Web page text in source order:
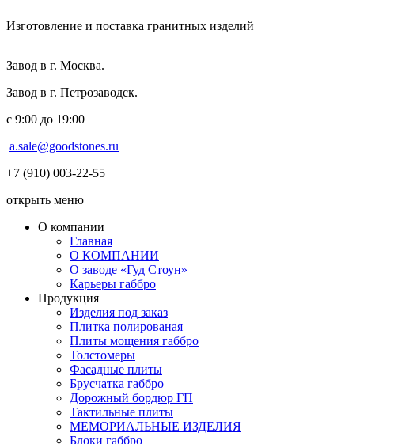
Изготовление и поставка гранитных изделий
Завод в г. Москва.
Завод в г. Петрозаводск.
с 9:00 до 19:00
a.sale@goodstones.ru
+7 (910) 003-22-55
открыть меню
О компании
Главная
О КОМПАНИИ
О заводе «Гуд Стоун»
Карьеры габбро
Продукция
Изделия под заказ
Плитка полированая
Плиты мощения габбро
Толстомеры
Фасадные плиты
Брусчатка габбро
Дорожный бордюр ГП
Тактильные плиты
МЕМОРИАЛЬНЫЕ ИЗДЕЛИЯ
Блоки габбро